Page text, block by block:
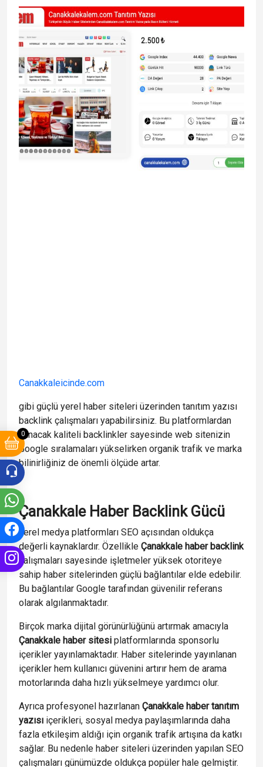
0
Canakkaleicinde.com
gibi güçlü yerel haber siteleri üzerinden tanıtım yazısı
backlink çalışmaları yapabilirsiniz. Bu platformlardan
alınacak kaliteli backlinkler sayesinde web sitenizin
Google sıralamaları yükselirken organik trafik ve marka
bilinirliğiniz de önemli ölçüde artar.
Çanakkale Haber Backlink Gücü
Yerel medya platformları SEO açısından oldukça
değerli kaynaklardır. Özellikle Çanakkale haber backlink
çalışmaları sayesinde işletmeler yüksek otoriteye
sahip haber sitelerinden güçlü bağlantılar elde edebilir.
Bu bağlantılar Google tarafından güvenilir referans
olarak algılanmaktadır.
Birçok marka dijital görünürlüğünü artırmak amacıyla
Çanakkale haber sitesi platformlarında sponsorlu
içerikler yayınlamaktadır. Haber sitelerinde yayınlanan
içerikler hem kullanıcı güvenini artırır hem de arama
motorlarında daha hızlı yükselmeye yardımcı olur.
Ayrıca profesyonel hazırlanan Çanakkale haber tanıtım
yazısı içerikleri, sosyal medya paylaşımlarında daha
fazla etkileşim aldığı için organik trafik artışına da katkı
sağlar. Bu nedenle haber siteleri üzerinden yapılan SEO
çalışmaları günümüzde oldukça popüler hale gelmiştir.